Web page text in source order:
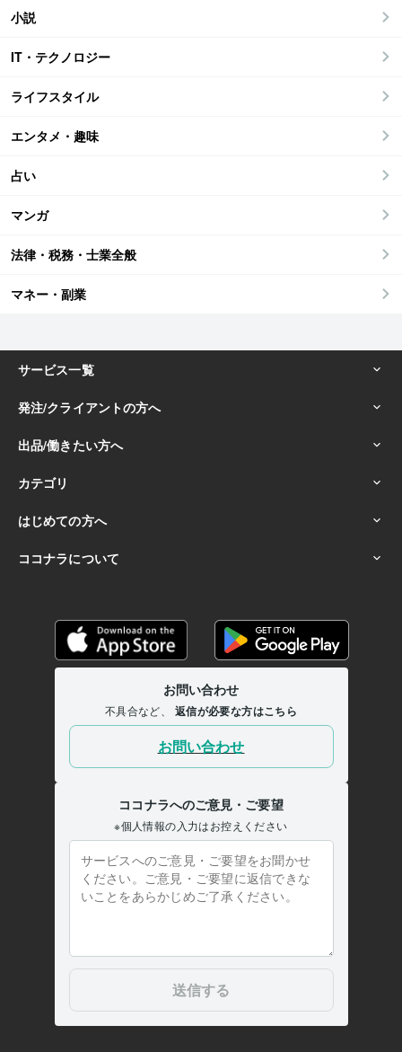
小説
IT・テクノロジー
ライフスタイル
エンタメ・趣味
占い
マンガ
法律・税務・士業全般
マネー・副業